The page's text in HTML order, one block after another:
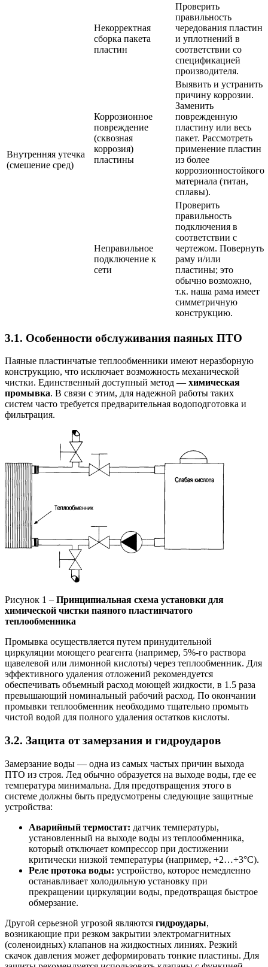
Внутренняя утечка
(смешение сред)
Некорректная
сборка пакета
пластин
Проверить
правильность
чередования пластин
и уплотнений в
соответствии со
спецификацией
производителя.
Коррозионное
повреждение
(сквозная
коррозия)
пластины
Выявить и устранить
причину коррозии.
Заменить
поврежденную
пластину или весь
пакет. Рассмотреть
применение пластин
из более
коррозионностойкого
материала (титан,
сплавы).
Неправильное
подключение к
сети
Проверить
правильность
подключения в
соответствии с
чертежом. Повернуть
раму и/или
пластины; это
обычно возможно,
т.к. наша рама имеет
симметричную
конструкцию.
3.1. Особенности обслуживания паяных ПТО
Паяные пластинчатые теплообменники имеют неразборную
конструкцию, что исключает возможность механической
чистки. Единственный доступный метод — химическая
промывка. В связи с этим, для надежной работы таких
систем часто требуется предварительная водоподготовка и
фильтрация.
Рисунок 1 – Принципиальная схема установки для
химической чистки паяного пластинчатого
теплообменника
Промывка осуществляется путем принудительной
циркуляции моющего реагента (например, 5%-го раствора
щавелевой или лимонной кислоты) через теплообменник. Для
эффективного удаления отложений рекомендуется
обеспечивать объемный расход моющей жидкости, в 1.5 раза
превышающий номинальный рабочий расход. По окончании
промывки теплообменник необходимо тщательно промыть
чистой водой для полного удаления остатков кислоты.
3.2. Защита от замерзания и гидроударов
Замерзание воды — одна из самых частых причин выхода
ПТО из строя. Лед обычно образуется на выходе воды, где ее
температура минимальна. Для предотвращения этого в
системе должны быть предусмотрены следующие защитные
устройства:
Аварийный термостат: датчик температуры,
установленный на выходе воды из теплообменника,
который отключает компрессор при достижении
критически низкой температуры (например, +2…+3°C).
Реле протока воды: устройство, которое немедленно
останавливает холодильную установку при
прекращении циркуляции воды, предотвращая быстрое
обмерзание.
Другой серьезной угрозой являются гидроудары,
возникающие при резком закрытии электромагнитных
(соленоидных) клапанов на жидкостных линиях. Резкий
скачок давления может деформировать тонкие пластины. Для